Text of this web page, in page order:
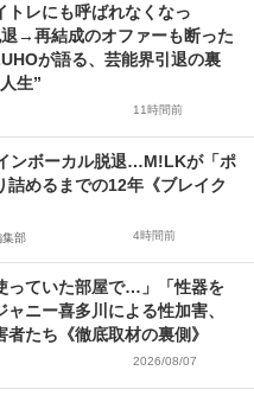
トレにも呼ばれなくなっ
→再結成のオファーも断った
が語る、芸能界引退の裏
生”
11時間前
ンボーカル脱退…M!LKが「ポ
詰めるまでの12年《ブレイク
集部 4時間前
っていた部屋で…」「性器を
ニー喜多川による性加害、
たち《徹底取材の裏側》
2026/08/07